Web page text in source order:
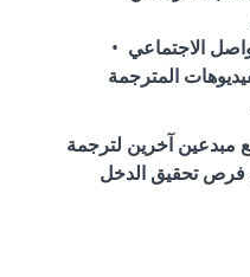
الاجتماعي
المترجمة
مبدعين آخرين لترجمة